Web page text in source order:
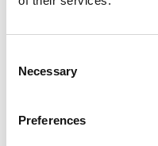
Selection
Necessary
Preferences